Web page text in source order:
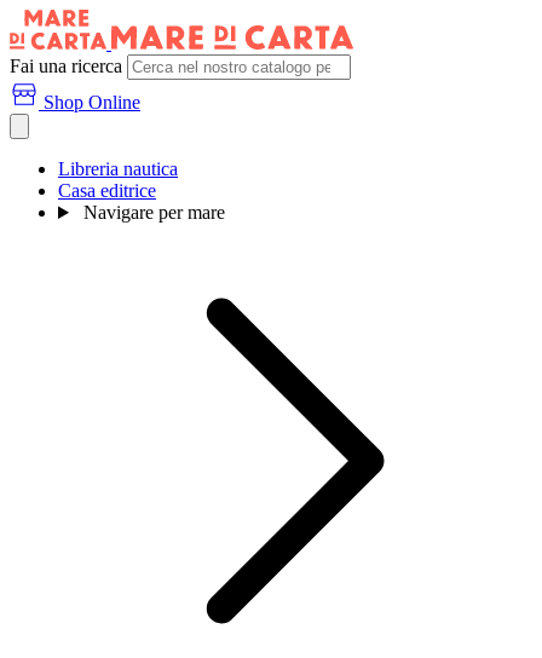
Fai una ricerca
Shop Online
Libreria nautica
Casa editrice
Navigare per mare